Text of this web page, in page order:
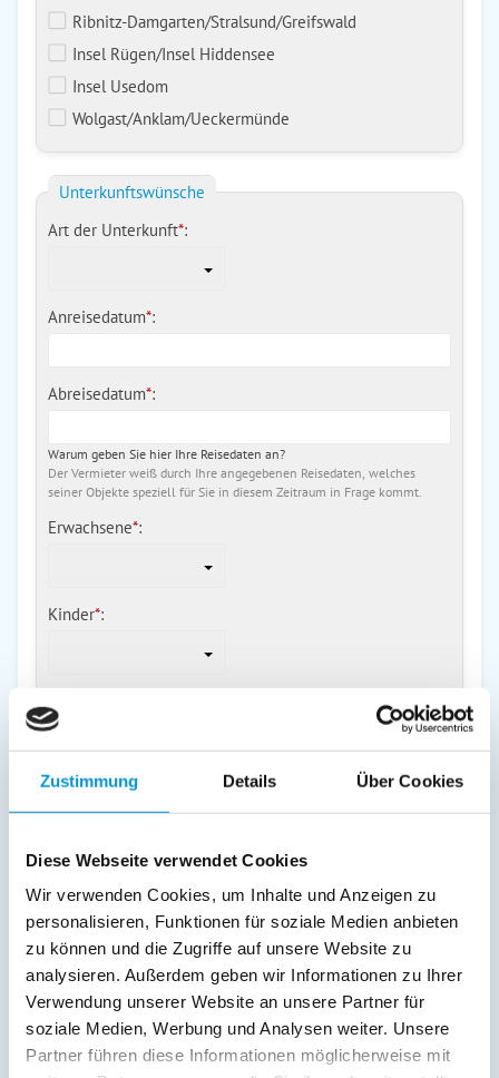
Zustimmung Details Über Cookies
Diese Webseite verwendet Cookies
Wir verwenden Cookies, um Inhalte und Anzeigen zu
personalisieren, Funktionen für soziale Medien anbieten
zu können und die Zugriffe auf unsere Website zu
analysieren. Außerdem geben wir Informationen zu Ihrer
Verwendung unserer Website an unsere Partner für
soziale Medien, Werbung und Analysen weiter. Unsere
Partner führen diese Informationen möglicherweise mit
Ribnitz-Damgarten/Stralsund/Greifswald
Insel Rügen/Insel Hiddensee
Insel Usedom
Wolgast/Anklam/Ueckermünde
Unterkunftswünsche
Art der Unterkunft*:
Anreisedatum*:
Abreisedatum*:
Warum geben Sie hier Ihre Reisedaten an?
Der Vermieter weiß durch Ihre angegebenen Reisedaten, welches
seiner Objekte speziell für Sie in diesem Zeitraum in Frage kommt.
Erwachsene*:
Kinder*:
Alter der Kinder:
Dadurch können spezielle Ausstattungsmerkmale berücksichtigt
Ihr Kleinkind.
Haustier*:
Nein: ohne Haustier
Ja: mit Haustier
Warum ist das wichtig?
In einigen Unterkünften sind Haustiere nicht erlaubt. Daher muss der
Vermieter im Vorfeld wissen, ob Sie mit einem anreisen werden.
Sonstiges: